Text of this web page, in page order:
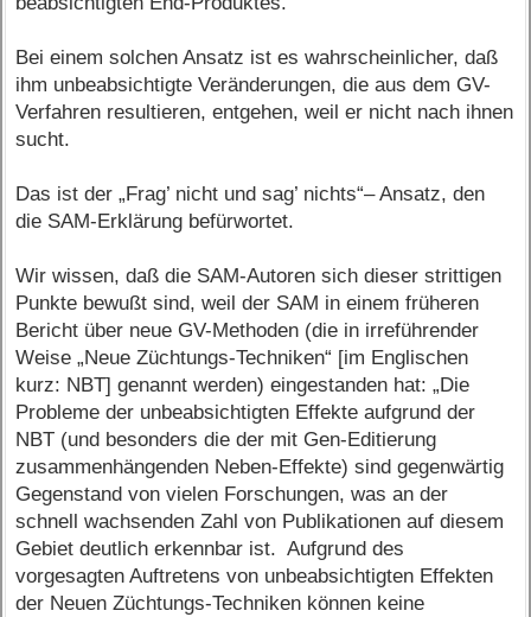
Bei einem solchen Ansatz ist es wahrscheinlicher, daß
ihm unbeabsichtigte Veränderungen, die aus dem GV-
Verfahren resultieren, entgehen, weil er nicht nach ihnen
sucht.
Das ist der „Frag’ nicht und sag’ nichts“– Ansatz, den
die SAM-Erklärung befürwortet.
Wir wissen, daß die SAM-Autoren sich dieser strittigen
Punkte bewußt sind, weil der SAM in einem früheren
Bericht über neue GV-Methoden (die in irreführender
Weise „Neue Züchtungs-Techniken“ [im Englischen
kurz: NBT] genannt werden) eingestanden hat: „Die
Probleme der unbeabsichtigten Effekte aufgrund der
NBT (und besonders die der mit Gen-Editierung
zusammenhängenden Neben-Effekte) sind gegenwärtig
Gegenstand von vielen Forschungen, was an der
schnell wachsenden Zahl von Publikationen auf diesem
Gebiet deutlich erkennbar ist. Aufgrund des
vorgesagten Auftretens von unbeabsichtigten Effekten
der Neuen Züchtungs-Techniken können keine